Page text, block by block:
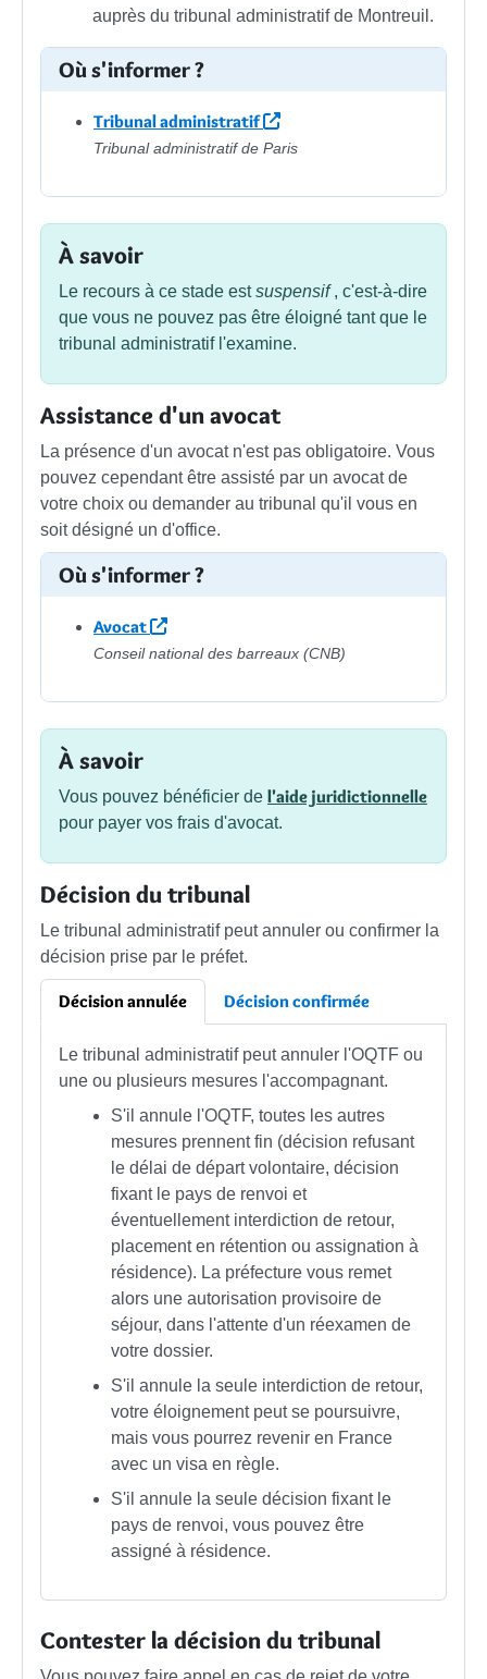
auprès du tribunal administratif de Montreuil.
Où s'informer ?
Tribunal administratif
Tribunal administratif de Paris
À savoir
Le recours à ce stade est suspensif , c'est-à-dire
que vous ne pouvez pas être éloigné tant que le
tribunal administratif l'examine.
Assistance d'un avocat
La présence d'un avocat n'est pas obligatoire. Vous
pouvez cependant être assisté par un avocat de
votre choix ou demander au tribunal qu'il vous en
soit désigné un d'office.
Où s'informer ?
Avocat
Conseil national des barreaux (CNB)
À savoir
Vous pouvez bénéficier de l'aide juridictionnelle
pour payer vos frais d'avocat.
Décision du tribunal
Le tribunal administratif peut annuler ou confirmer la
décision prise par le préfet.
Décision annulée Décision confirmée
Le tribunal administratif peut annuler l'OQTF ou
une ou plusieurs mesures l'accompagnant.
S'il annule l'OQTF, toutes les autres
mesures prennent fin (décision refusant
le délai de départ volontaire, décision
fixant le pays de renvoi et
éventuellement interdiction de retour,
placement en rétention ou assignation à
résidence). La préfecture vous remet
alors une autorisation provisoire de
séjour, dans l'attente d'un réexamen de
votre dossier.
S'il annule la seule interdiction de retour,
votre éloignement peut se poursuivre,
mais vous pourrez revenir en France
avec un visa en règle.
S'il annule la seule décision fixant le
pays de renvoi, vous pouvez être
assigné à résidence.
Contester la décision du tribunal